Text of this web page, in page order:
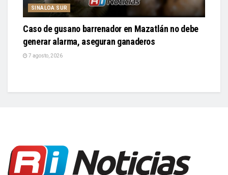
SINALOA SUR
Caso de gusano barrenador en Mazatlán no debe
generar alarma, aseguran ganaderos
7 agosto, 2026